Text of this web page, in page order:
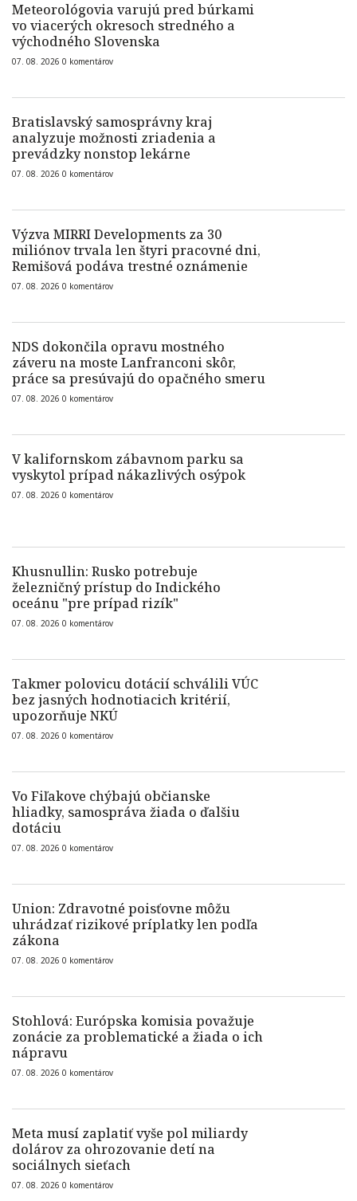
Meteorológovia varujú pred búrkami
vo viacerých okresoch stredného a
východného Slovenska
07. 08. 2026 0 komentárov
Bratislavský samosprávny kraj
analyzuje možnosti zriadenia a
prevádzky nonstop lekárne
07. 08. 2026 0 komentárov
Výzva MIRRI Developments za 30
miliónov trvala len štyri pracovné dni,
Remišová podáva trestné oznámenie
07. 08. 2026 0 komentárov
NDS dokončila opravu mostného
záveru na moste Lanfranconi skôr,
práce sa presúvajú do opačného smeru
07. 08. 2026 0 komentárov
V kalifornskom zábavnom parku sa
vyskytol prípad nákazlivých osýpok
07. 08. 2026 0 komentárov
Khusnullin: Rusko potrebuje
železničný prístup do Indického
oceánu "pre prípad rizík"
07. 08. 2026 0 komentárov
Takmer polovicu dotácií schválili VÚC
bez jasných hodnotiacich kritérií,
upozorňuje NKÚ
07. 08. 2026 0 komentárov
Vo Fiľakove chýbajú občianske
hliadky, samospráva žiada o ďalšiu
dotáciu
07. 08. 2026 0 komentárov
Union: Zdravotné poisťovne môžu
uhrádzať rizikové príplatky len podľa
zákona
07. 08. 2026 0 komentárov
Stohlová: Európska komisia považuje
zonácie za problematické a žiada o ich
nápravu
07. 08. 2026 0 komentárov
Meta musí zaplatiť vyše pol miliardy
dolárov za ohrozovanie detí na
sociálnych sieťach
07. 08. 2026 0 komentárov